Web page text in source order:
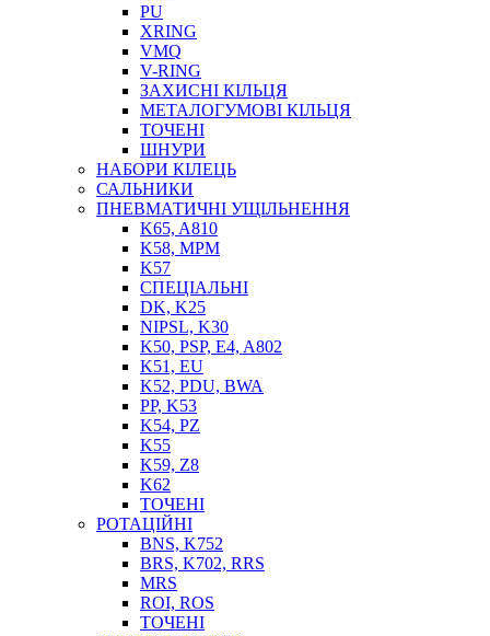
ПІСТОЛЕТИ
НАСОСИ ТА ПОМПИ
НАГНІТАЧІ
МУФТИ (НАСАДКИ) ДЛЯ ШПРИЦІВ
МАСЛЯНКИ, ЛІЙКИ
ПРЕС-МАСЛЯНКИ
ШЛАНГИ, ТРУБКИ
ШПРИЦИ МАСТИЛЬНІ
ТОСОЛ, АНТИФРИЗ
ОЛИВА-ПАЛИВО
ПОВІТРЯ-ВОДА
ДЛЯ ЗВАРЮВАННЯ
НАПІРНО-ВСМОКТУЮЧІ
PU
XRING
VMQ
V-RING
ЗАХИСНІ КІЛЬЦЯ
МЕТАЛОГУМОВІ КІЛЬЦЯ
ТОЧЕНІ
ШНУРИ
НАБОРИ КІЛЕЦЬ
САЛЬНИКИ
ПНЕВМАТИЧНІ УЩІЛЬНЕННЯ
K65, A810
K58, MPM
K57
СПЕЦІАЛЬНІ
DK, K25
NIPSL, K30
K50, PSP, E4, A802
K51, EU
K52, PDU, BWA
PP, K53
K54, PZ
K55
K59, Z8
K62
ТОЧЕНІ
РОТАЦІЙНІ
BNS, K752
BRS, K702, RRS
MRS
ROI, ROS
ТОЧЕНІ